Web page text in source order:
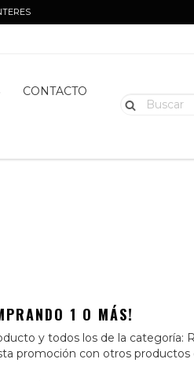
CONTACTO
1 O MÁS!
y todos los de la categoría:
promoción con otros productos